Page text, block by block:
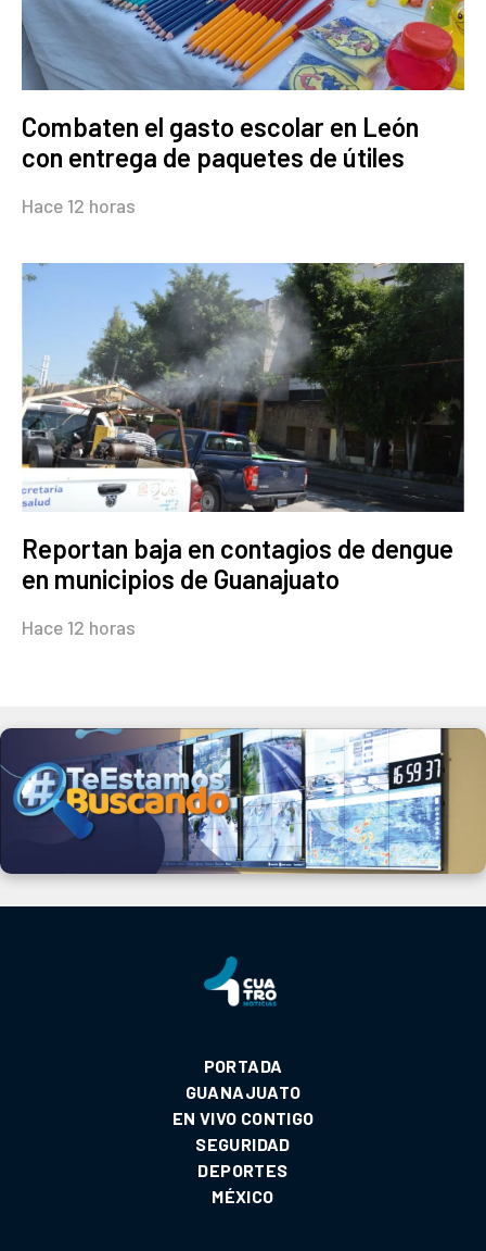
Combaten el gasto escolar en León
con entrega de paquetes de útiles
Hace 12 horas
Reportan baja en contagios de dengue
en municipios de Guanajuato
Hace 12 horas
PORTADA
GUANAJUATO
EN VIVO CONTIGO
SEGURIDAD
DEPORTES
MÉXICO